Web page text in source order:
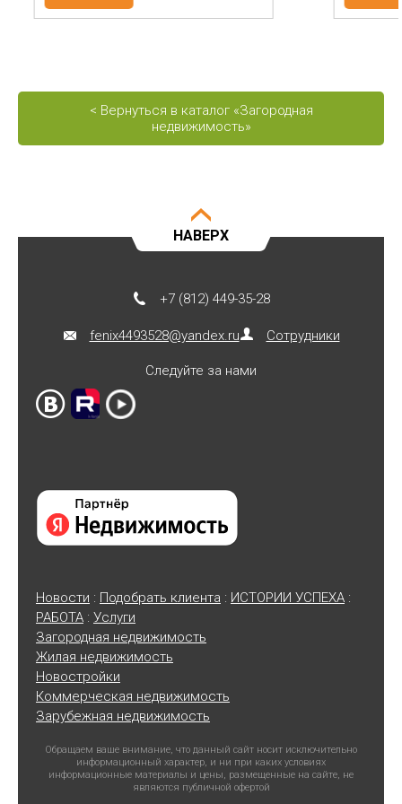
< Вернуться в каталог «Загородная
недвижимость»
НАВЕРХ
+7 (812) 449-35-28
fenix4493528@yandex.ru Сотрудники
Следуйте за нами
Новости : Подобрать клиента : ИСТОРИИ УСПЕХА :
РАБОТА : Услуги
Загородная недвижимость
Жилая недвижимость
Новостройки
Коммерческая недвижимость
Зарубежная недвижимость
Обращаем ваше внимание, что данный сайт носит исключительно
информационный характер, и ни при каких условиях
информационные материалы и цены, размещенные на сайте, не
являются публичной офертой